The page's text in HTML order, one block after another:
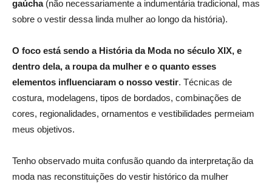
gaúcha (não necessariamente a indumentária tradicional, mas
sobre o vestir dessa linda mulher ao longo da história).
O foco está sendo a História da Moda no século XIX, e
dentro dela, a roupa da mulher e o quanto esses
elementos influenciaram o nosso vestir. Técnicas de
costura, modelagens, tipos de bordados, combinações de
cores, regionalidades, ornamentos e vestibilidades permeiam
meus objetivos.
Tenho observado muita confusão quando da interpretação da
moda nas reconstituições do vestir histórico da mulher